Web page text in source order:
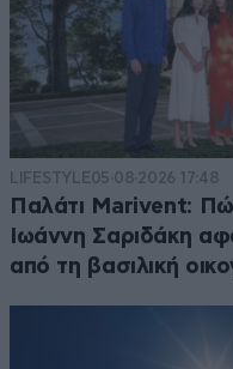
LIFESTYLE05·08·2026 17:48
Παλάτι Marivent:
Ιωάννη Σαριδάκη
από τη βασιλική